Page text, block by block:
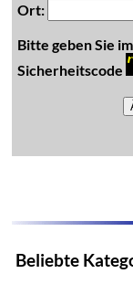
Ort:
Bitte geben Sie
Sicherheitscode
Beliebte